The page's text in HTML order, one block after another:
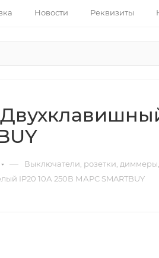
Новости Реквизиты
— Выключатели, розетки,
IP20 10А 250В МАРС SMARTBUY